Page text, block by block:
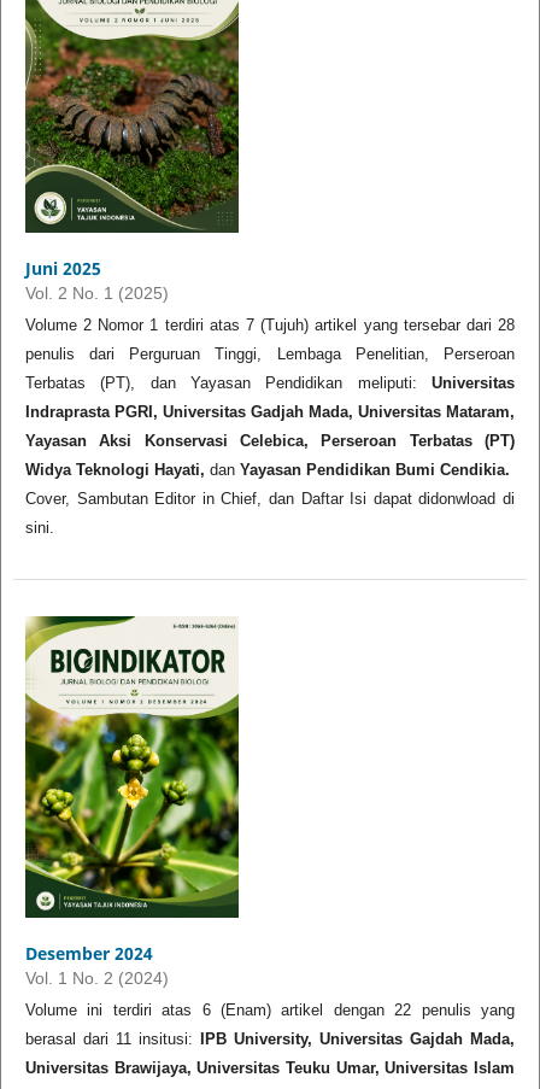
Juni 2025
Vol. 2 No. 1 (2025)
Volume 2 Nomor 1 terdiri atas 7 (Tujuh) artikel yang tersebar dari 28
penulis dari Perguruan Tinggi, Lembaga Penelitian, Perseroan
Terbatas (PT), dan Yayasan Pendidikan meliputi:Universitas
Indraprasta PGRI, Universitas Gadjah Mada, Universitas Mataram,
Yayasan Aksi Konservasi Celebica, Perseroan Terbatas (PT)
Widya Teknologi Hayati, danYayasan Pendidikan Bumi Cendikia.
Cover, Sambutan Editor in Chief, dan Daftar Isi dapat didonwload di
sini.
Desember 2024
Vol. 1 No. 2 (2024)
Volume ini terdiri atas 6 (Enam) artikel dengan 22 penulis yang
berasal dari 11 insitusi:
IPB University, Universitas Gajdah Mada,
Universitas Brawijaya, Universitas Teuku Umar, Universitas Islam